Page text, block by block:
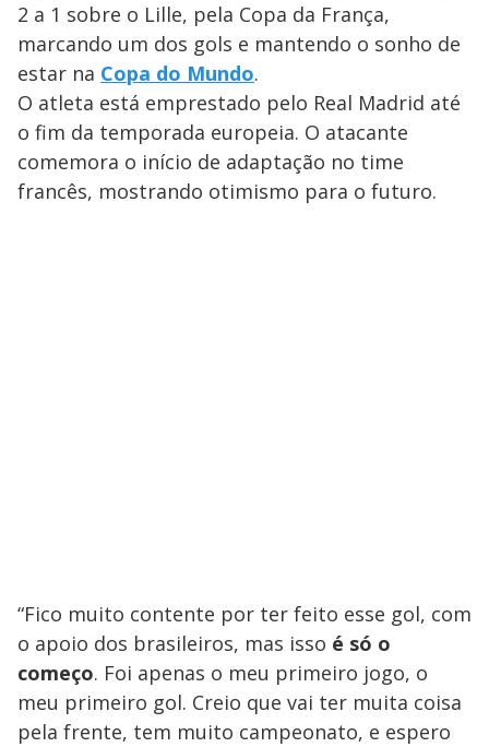
2 a 1 sobre o Lille, pela Copa da França,
marcando um dos gols e mantendo o sonho de
estar na Copa do Mundo.
O atleta está emprestado pelo Real Madrid até
o fim da temporada europeia. O atacante
comemora o início de adaptação no time
francês, mostrando otimismo para o futuro.
“Fico muito contente por ter feito esse gol, com
o apoio dos brasileiros, mas isso é só o
começo. Foi apenas o meu primeiro jogo, o
meu primeiro gol. Creio que vai ter muita coisa
pela frente, tem muito campeonato, e espero